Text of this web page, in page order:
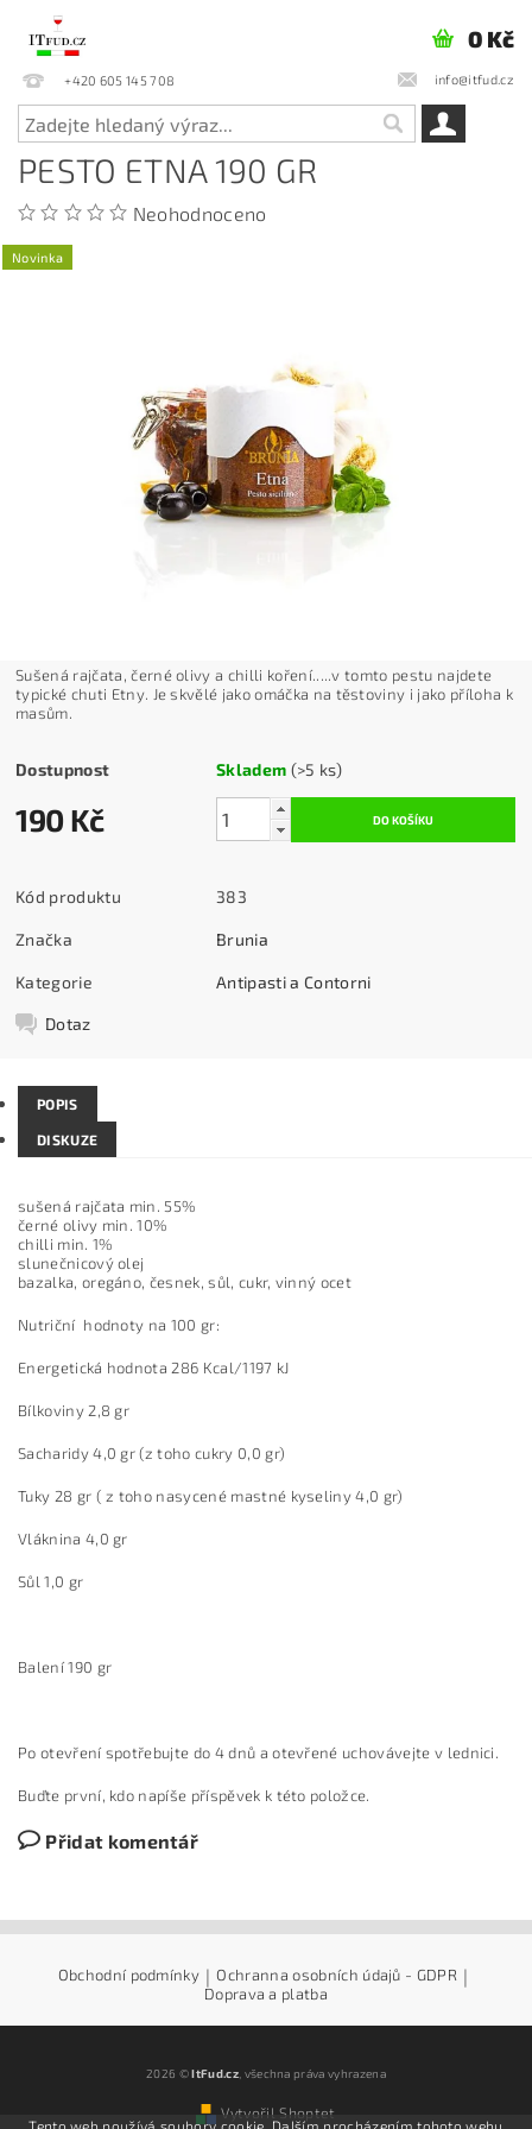
+420 605 145 708 info@itfud.cz
0 Kč
PESTO ETNA 190 GR
Neohodnoceno
Novinka
Sušená rajčata, černé olivy a chilli koření.....v tomto pestu najdete
typické chuti Etny. Je skvělé jako omáčka na těstoviny i jako příloha k
masům.
Dostupnost Skladem (>5 ks)
190 Kč
Kód produktu 383
Značka Brunia
Kategorie Antipasti a Contorni
Dotaz
POPIS
DISKUZE
sušená rajčata min. 55%
černé olivy min. 10%
chilli min. 1%
slunečnicový olej
bazalka, oregáno, česnek, sůl, cukr, vinný ocet
Nutriční hodnoty na 100 gr:
Energetická hodnota 286 Kcal/1197 kJ
Bílkoviny 2,8 gr
Sacharidy 4,0 gr (z toho cukry 0,0 gr)
Tuky 28 gr ( z toho nasycené mastné kyseliny 4,0 gr)
Vláknina 4,0 gr
Sůl 1,0 gr
Balení 190 gr
Po otevření spotřebujte do 4 dnů a otevřené uchovávejte v lednici.
Buďte první, kdo napíše příspěvek k této položce.
Přidat komentář
Obchodní podmínky | Ochranna osobních údajů - GDPR |
Doprava a platba
2026 ©ItFud.cz, všechna práva vyhrazena
Vytvořil Shoptet